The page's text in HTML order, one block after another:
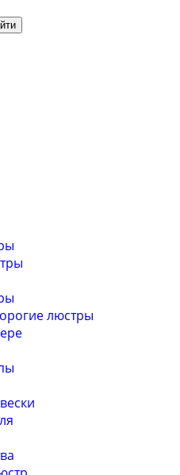
люстры